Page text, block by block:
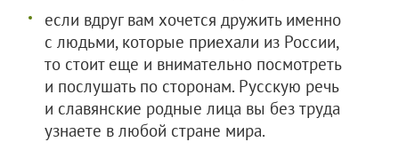
если вдруг вам хочется дружить именно
с людьми, которые приехали из России,
то стоит еще и внимательно посмотреть
и послушать по сторонам. Русскую речь
и славянские родные лица вы без труда
узнаете в любой стране мира.